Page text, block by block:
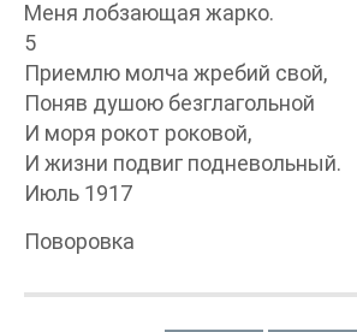
Меня лобзающая жарко.
5
Приемлю молча жребий свой,
Поняв душою безглагольной
И моря рокот роковой,
И жизни подвиг подневольный.
Июль 1917
Поворовка